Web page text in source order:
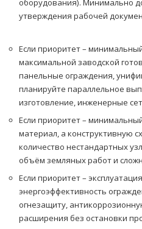
оборудования). Минимально
утверждения рабочей
Если приоритет –
максимальной заводской
панельные ограждения,
планируйте параллельное
изготовление, инженерные
Если приоритет –
материал, а конструктивную
количество нестандартных
объём земляных работ и
Если приоритет –
энергоэффективность
огнезащиту,
расширения без остановки